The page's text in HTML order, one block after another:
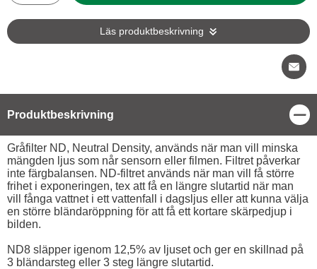
Läs produktbeskrivning
Produktbeskrivning
Produktbeskrivning
Gråfilter ND, Neutral Density, används när man vill minska
mängden ljus som når sensorn eller filmen. Filtret påverkar
inte färgbalansen. ND-filtret används när man vill få större
frihet i exponeringen, tex att få en längre slutartid när man
vill fånga vattnet i ett vattenfall i dagsljus eller att kunna välja
en större bländaröppning för att få ett kortare skärpedjup i
bilden.
ND8 släpper igenom 12,5% av ljuset och ger en skillnad på
3 bländarsteg eller 3 steg längre slutartid.